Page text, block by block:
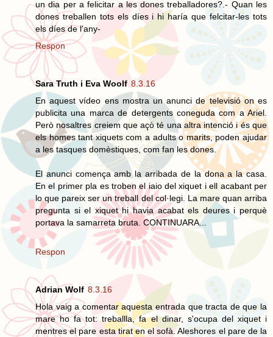
un dia per a felicitar a les dones treballadores?.- Quan les
dones treballen tots els díes i hi haría que felcitar-les tots
els díes de l'any-
Respon
Sara Truth i Eva Woolf 8.3.16
En aquest vídeo ens mostra un anunci de televisió on es
publicita una marca de detergents coneguda com a Ariel.
Però nosaltres creiem que açò té una altra intenció i és que
els homes tant xiquets com a adults o marits, poden ajudar
a les tasques domèstiques, com fan les dones.
El anunci comença amb la arribada de la dona a la casa.
En el primer pla es troben el iaio del xiquet i ell acabant per
lo que pareix ser un treball del col·legi. La mare quan arriba
pregunta si el xiquet hi havia acabat els deures i perquè
portava la samarreta bruta. CONTINUARA...
Respon
Adrian Wolf 8.3.16
Hola vaig a comentar aquesta entrada que tracta de que la
mare ho fa tot: treballla, fa el dinar, s'ocupa del xiquet i
mentres el pare esta tirat en el sofà. Aleshores el pare de la